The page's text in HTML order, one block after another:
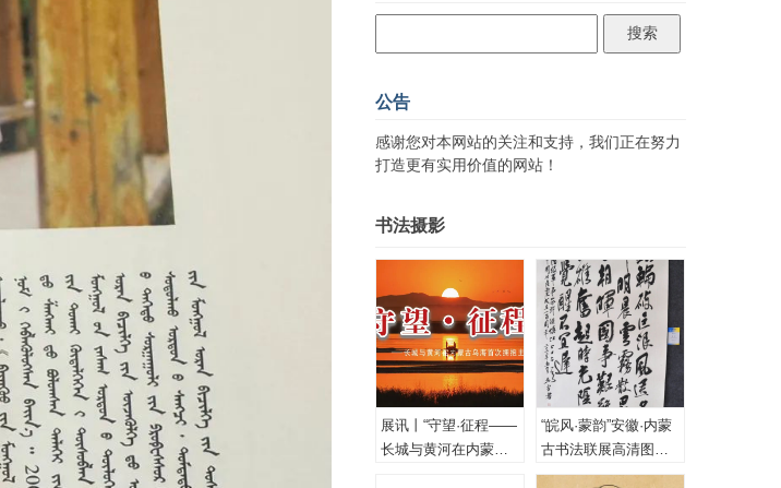
公告
感谢您对本网站的关注和支持，我们正在努力
打造更有实用价值的网站！
书法摄影
展讯丨“守望·征程——
长城与黄河在内蒙古
“皖风·蒙韵”安徽·内蒙
古书法联展高清图
（一、特邀作品）